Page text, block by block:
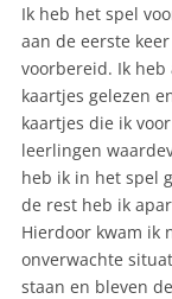
Ik heb het spel
aan de eerste
voorbereid. Ik heb
kaartjes gelezen
kaartjes die ik
leerlingen
heb ik in het spel
de rest heb ik
Hierdoor kwam ik
onverwachte
staan en bleven